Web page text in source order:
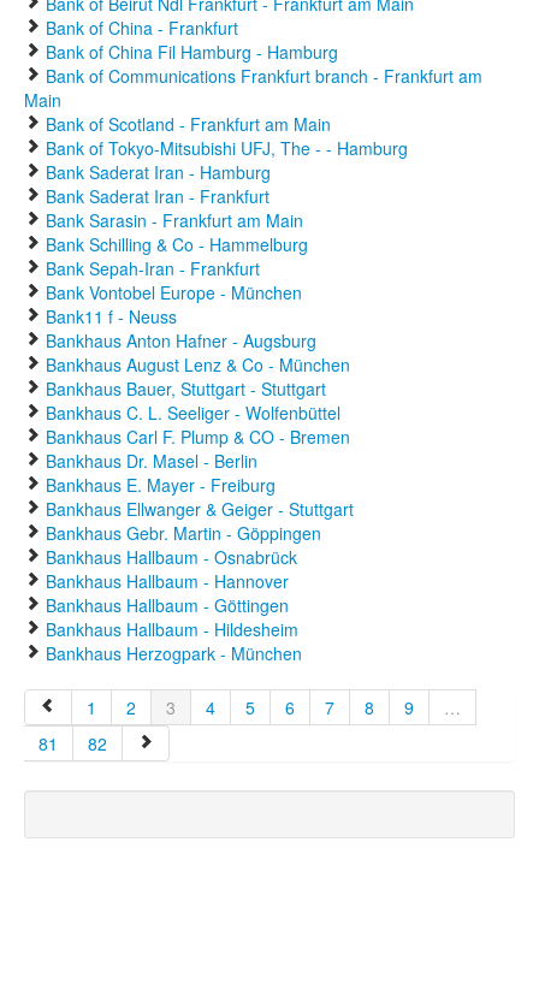
Bank of China - Frankfurt
Bank of China Fil Hamburg - Hamburg
Bank of Communications Frankfurt branch - Frankfurt am
Main
Bank of Scotland - Frankfurt am Main
Bank of Tokyo-Mitsubishi UFJ, The - - Hamburg
Bank Saderat Iran - Hamburg
Bank Saderat Iran - Frankfurt
Bank Sarasin - Frankfurt am Main
Bank Schilling & Co - Hammelburg
Bank Sepah-Iran - Frankfurt
Bank Vontobel Europe - München
Bank11 f - Neuss
Bankhaus Anton Hafner - Augsburg
Bankhaus August Lenz & Co - München
Bankhaus Bauer, Stuttgart - Stuttgart
Bankhaus C. L. Seeliger - Wolfenbüttel
Bankhaus Carl F. Plump & CO - Bremen
Bankhaus Dr. Masel - Berlin
Bankhaus E. Mayer - Freiburg
Bankhaus Ellwanger & Geiger - Stuttgart
Bankhaus Gebr. Martin - Göppingen
Bankhaus Hallbaum - Osnabrück
Bankhaus Hallbaum - Hannover
Bankhaus Hallbaum - Göttingen
Bankhaus Hallbaum - Hildesheim
Bankhaus Herzogpark - München
1 2 3 4 5 6 7 8 9
…
81
82